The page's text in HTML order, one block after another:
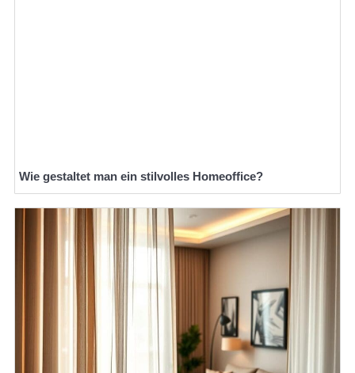
Wie gestaltet man ein stilvolles Homeoffice?